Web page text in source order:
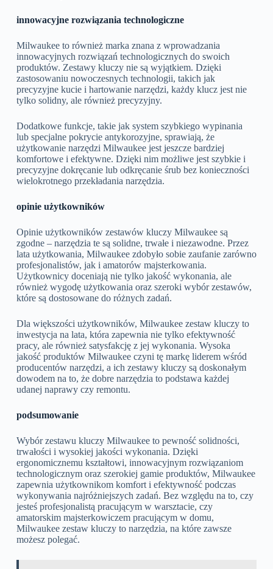
innowacyjne rozwiązania technologiczne
Milwaukee to również marka znana z wprowadzania
innowacyjnych rozwiązań technologicznych do swoich
produktów. Zestawy kluczy nie są wyjątkiem. Dzięki
zastosowaniu nowoczesnych technologii, takich jak
precyzyjne kucie i hartowanie narzędzi, każdy klucz jest nie
tylko solidny, ale również precyzyjny.
Dodatkowe funkcje, takie jak system szybkiego wypinania
lub specjalne pokrycie antykorozyjne, sprawiają, że
użytkowanie narzędzi Milwaukee jest jeszcze bardziej
komfortowe i efektywne. Dzięki nim możliwe jest szybkie i
precyzyjne dokręcanie lub odkręcanie śrub bez konieczności
wielokrotnego przekładania narzędzia.
opinie użytkowników
Opinie użytkowników zestawów kluczy Milwaukee są
zgodne – narzędzia te są solidne, trwałe i niezawodne. Przez
lata użytkowania, Milwaukee zdobyło sobie zaufanie zarówno
profesjonalistów, jak i amatorów majsterkowania.
Użytkownicy doceniają nie tylko jakość wykonania, ale
również wygodę użytkowania oraz szeroki wybór zestawów,
które są dostosowane do różnych zadań.
Dla większości użytkowników, Milwaukee zestaw kluczy to
inwestycja na lata, która zapewnia nie tylko efektywność
pracy, ale również satysfakcję z jej wykonania. Wysoka
jakość produktów Milwaukee czyni tę markę liderem wśród
producentów narzędzi, a ich zestawy kluczy są doskonałym
dowodem na to, że dobre narzędzia to podstawa każdej
udanej naprawy czy remontu.
podsumowanie
Wybór zestawu kluczy Milwaukee to pewność solidności,
trwałości i wysokiej jakości wykonania. Dzięki
ergonomicznemu kształtowi, innowacyjnym rozwiązaniom
technologicznym oraz szerokiej gamie produktów, Milwaukee
zapewnia użytkownikom komfort i efektywność podczas
wykonywania najróżniejszych zadań. Bez względu na to, czy
jesteś profesjonalistą pracującym w warsztacie, czy
amatorskim majsterkowiczem pracującym w domu,
Milwaukee zestaw kluczy to narzędzia, na które zawsze
możesz polegać.